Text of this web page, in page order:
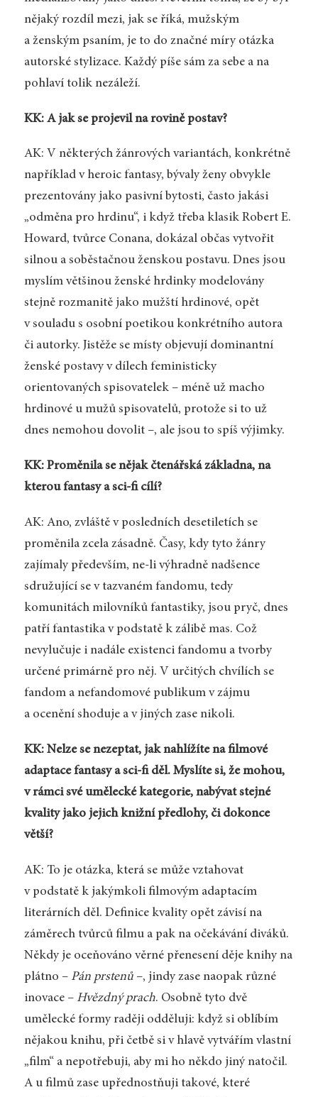
nějaký rozdíl mezi, jak se říká, mužským
a ženským psaním, je to do značné míry otázka
autorské stylizace. Každý píše sám za sebe a na
pohlaví tolik nezáleží.
KK: A jak se projevil na rovině postav?
AK: V některých žánrových variantách, konkrétně
například v heroic fantasy, bývaly ženy obvykle
prezentovány jako pasivní bytosti, často jakási
„odměna pro hrdinu“, i když třeba klasik Robert E.
Howard, tvůrce Conana, dokázal občas vytvořit
silnou a soběstačnou ženskou postavu. Dnes jsou
myslím většinou ženské hrdinky modelovány
stejně rozmanitě jako mužští hrdinové, opět
v souladu s osobní poetikou konkrétního autora
či autorky. Jistěže se místy objevují dominantní
ženské postavy v dílech feministicky
orientovaných spisovatelek – méně už macho
hrdinové u mužů spisovatelů, protože si to už
dnes nemohou dovolit –, ale jsou to spíš výjimky.
KK: Proměnila se nějak čtenářská základna, na
kterou fantasy a sci-fi cílí?
AK: Ano, zvláště v posledních desetiletích se
proměnila zcela zásadně. Časy, kdy tyto žánry
zajímaly především, ne-li výhradně nadšence
sdružující se v tazvaném fandomu, tedy
komunitách milovníků fantastiky, jsou pryč, dnes
patří fantastika v podstatě k zálibě mas. Což
nevylučuje i nadále existenci fandomu a tvorby
určené primárně pro něj. V určitých chvílích se
fandom a nefandomové publikum v zájmu
a ocenění shoduje a v jiných zase nikoli.
KK: Nelze se nezeptat, jak nahlížíte na filmové
adaptace fantasy a sci-fi děl. Myslíte si, že mohou,
v rámci své umělecké kategorie, nabývat stejné
kvality jako jejich knižní předlohy, či dokonce
větší?
AK: To je otázka, která se může vztahovat
v podstatě k jakýmkoli filmovým adaptacím
literárních děl. Definice kvality opět závisí na
záměrech tvůrců filmu a pak na očekávání diváků.
Někdy je oceňováno věrné přenesení děje knihy na
plátno – Pán prstenů–, jindy zase naopak různé
inovace – Hvězdný prach. Osobně tyto dvě
umělecké formy raději odděluji: když si oblíbím
nějakou knihu, při četbě si v hlavě vytvářím vlastní
„film“ a nepotřebuji, aby mi ho někdo jiný natočil.
A u filmů zase upřednostňuji takové, které